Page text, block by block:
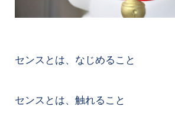
センスとは、なじめること
センスとは、触れること